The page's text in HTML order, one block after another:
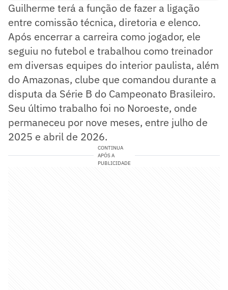
Guilherme terá a função de fazer a ligação
entre comissão técnica, diretoria e elenco.
Após encerrar a carreira como jogador, ele
seguiu no futebol e trabalhou como treinador
em diversas equipes do interior paulista, além
do Amazonas, clube que comandou durante a
disputa da Série B do Campeonato Brasileiro.
Seu último trabalho foi no Noroeste, onde
permaneceu por nove meses, entre julho de
2025 e abril de 2026.
CONTINUA
APÓS A
PUBLICIDADE